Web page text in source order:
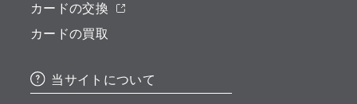
カードの交換
カードの買取
当サイトについて